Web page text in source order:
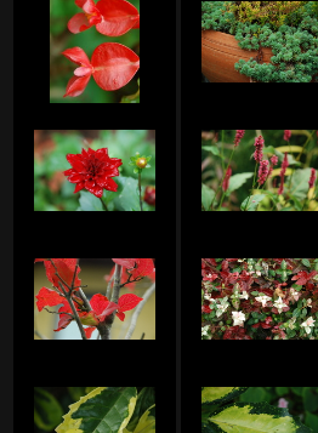
zouさんのアルバム